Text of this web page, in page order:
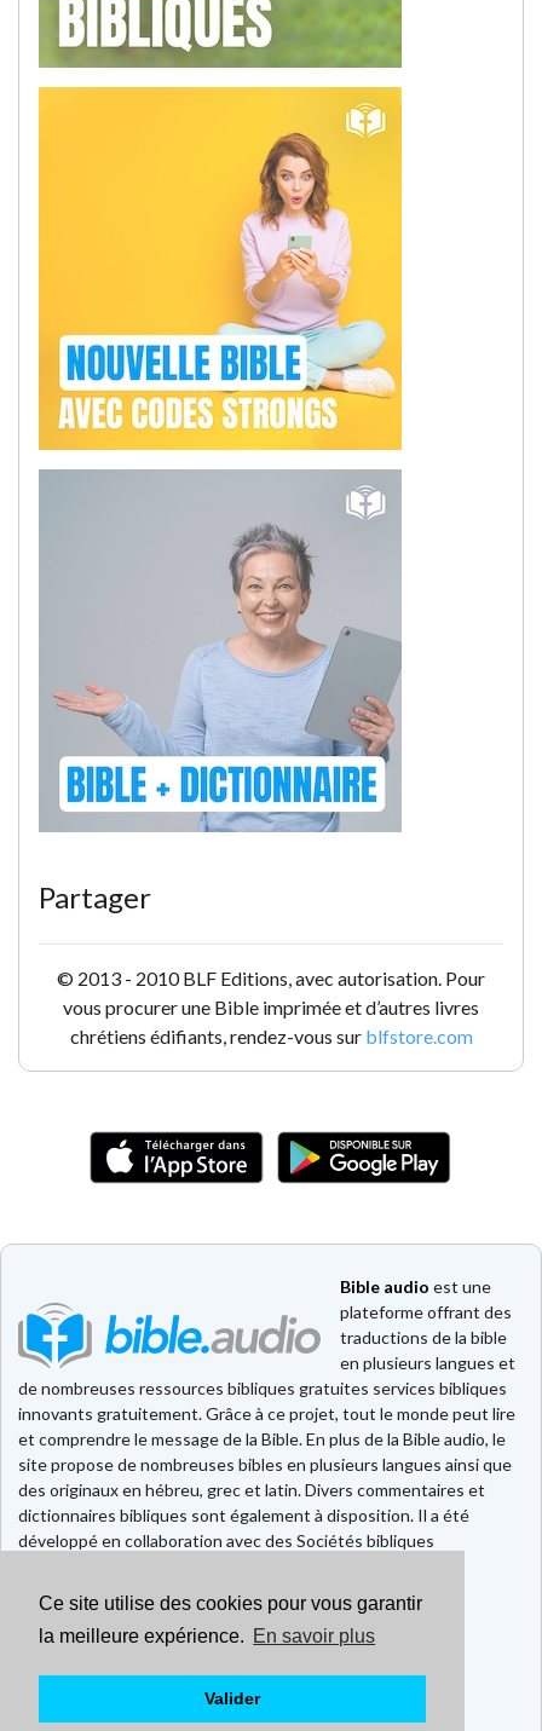
Ce site utilise des cookies pour vous garantir
la meilleure expérience. En savoir plus
Valider
Partager
© 2013 - 2010 BLF Editions, avec autorisation. Pour
vous procurer une Bible imprimée et d’autres livres
chrétiens édifiants, rendez-vous sur blfstore.com
Bible audio est une
plateforme offrant des
traductions de la bible
en plusieurs langues et
de nombreuses ressources bibliques gratuites services bibliques
innovants gratuitement. Grâce à ce projet, tout le monde peut lire
et comprendre le message de la Bible. En plus de la Bible audio, le
site propose de nombreuses bibles en plusieurs langues ainsi que
des originaux en hébreu, grec et latin. Divers commentaires et
dictionnaires bibliques sont également à disposition. Il a été
développé en collaboration avec des Sociétés bibliques
Faire un don
Contact